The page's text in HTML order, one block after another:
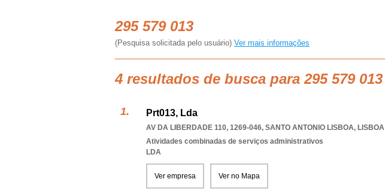
295 579 013
(Pesquisa solicitada pelo usuário) Ver mais informações
4 resultados de busca para 295 579 013
Prt013, Lda
AV DA LIBERDADE 110, 1269-046, SANTO ANTONIO LISBOA, LISBOA
Atividades combinadas de serviços administrativos
LDA
Ver empresa Ver no Mapa